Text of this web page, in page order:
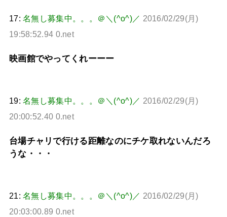
17:名無し募集中。。。＠＼(^o^)／ 2016/02/29(月)
19:58:52.94 0.net
映画館でやってくれーーー
19:名無し募集中。。。＠＼(^o^)／ 2016/02/29(月)
20:00:52.40 0.net
台場チャリで行ける距離なのにチケ取れないんだろ
うな・・・
21:名無し募集中。。。＠＼(^o^)／ 2016/02/29(月)
20:03:00.89 0.net